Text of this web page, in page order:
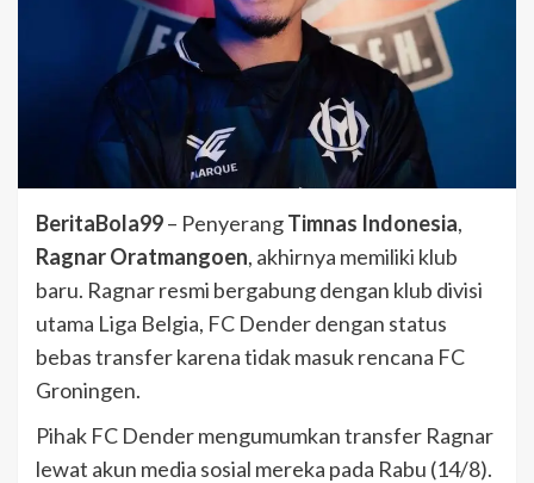
BeritaBola99– PenyerangTimnas Indonesia,
Ragnar Oratmangoen, akhirnya memiliki klub
baru. Ragnar resmi bergabung dengan klub divisi
utama Liga Belgia, FC Dender dengan status
bebas transfer karena tidak masuk rencana FC
Groningen.
Pihak FC Dender mengumumkan transfer Ragnar
lewat akun media sosial mereka pada Rabu (14/8).